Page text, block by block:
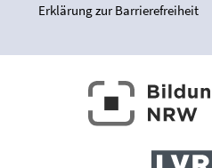
Erklärung zur Barrierefreiheit